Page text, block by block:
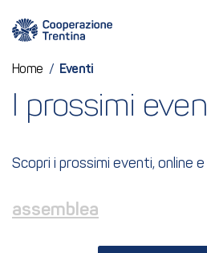
Home / Eventi
I prossimi
Scopri i prossimi eventi, online
assemblea